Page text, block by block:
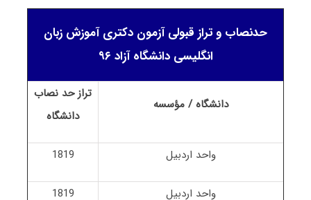
حدنصاب و تراز قبولی آزمون دکتری آموزش زبان
انگلیسی دانشگاه آزاد ۹۶
دانشگاه / مؤسسه
تراز حد نصاب
دانشگاه
واحد اردبیل 1819
واحد اردبیل 1819